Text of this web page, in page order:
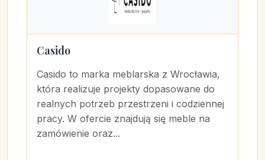
Casido
Casido to marka meblarska z Wrocławia,
która realizuje projekty dopasowane do
realnych potrzeb przestrzeni i codziennej
pracy. W ofercie znajdują się meble na
zamówienie oraz...